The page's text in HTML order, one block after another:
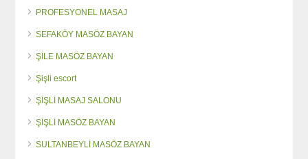
PROFESYONEL MASAJ
SEFAKÖY MASÖZ BAYAN
ŞİLE MASÖZ BAYAN
Şişli escort
ŞİŞLİ MASAJ SALONU
ŞİŞLİ MASÖZ BAYAN
SULTANBEYLİ MASÖZ BAYAN